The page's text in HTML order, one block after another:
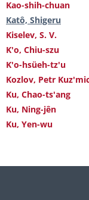
Kao-shih-chuan
Katô, Shigeru
Kiselev, S. V.
K'o, Chiu-szu
K'o-hsüeh-tz'u
Kozlov, Petr
Ku, Chao-ts'ang
Ku, Ning-jên
Ku, Yen-wu